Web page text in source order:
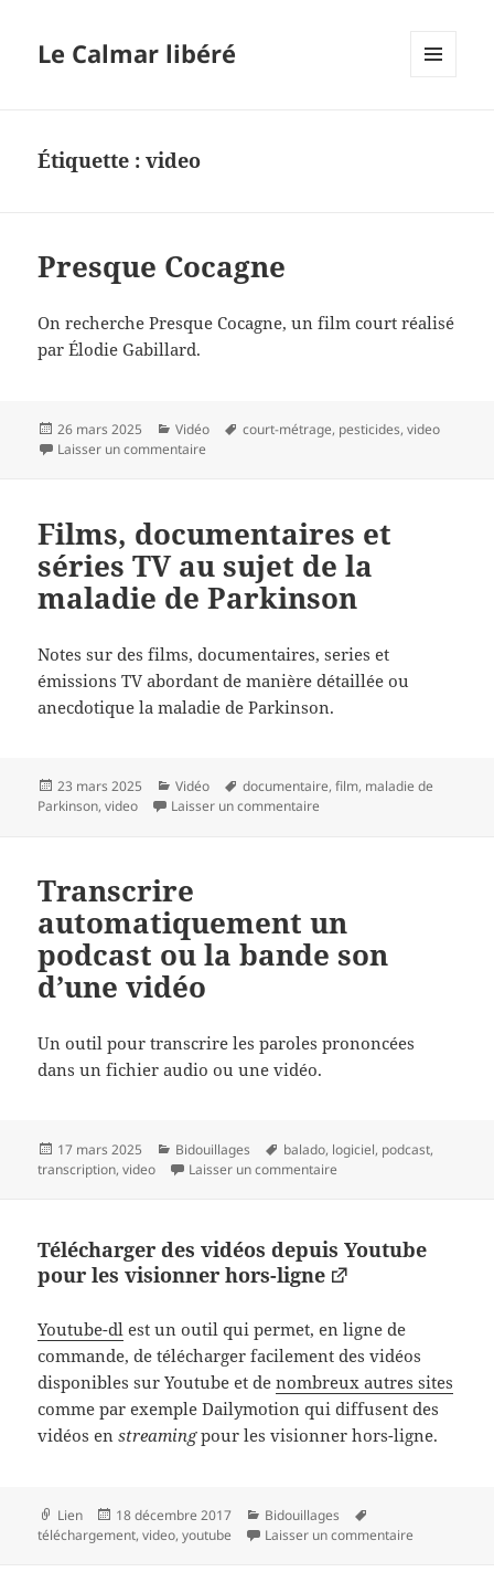
Le Calmar libéré
Étiquette :video
Presque Cocagne
On recherche Presque Cocagne, un film court réalisé
par Élodie Gabillard.
Publié
le
26 mars 2025 Catégories
Vidéo
Mots-
court-métrage, pesticides,video
Laisser un commentaire
Films, documentaires et
séries TV au sujet de la
maladie de Parkinson
Notes sur des films, documentaires, series et
émissions TV abordant de manière détaillée ou
anecdotique la maladie de Parkinson.
Publié
le
23 mars 2025 Catégories
Vidéo
Mots-
clés
documentaire,film, maladie de
Parkinson,video Laisser un commentaire
Transcrire
automatiquement un
podcast ou la bande son
d’une vidéo
Un outil pour transcrire les paroles prononcées
dans un fichier audio ou une vidéo.
Publié
le
17 mars 2025 Catégories
Bidouillages
Mots-
clés
balado, logiciel, podcast,
transcription,video Laisser un commentaire
Télécharger des vidéos depuis Youtube
pour les visionner hors-ligne
Youtube-dl est un outil qui permet, en ligne de
commande, de télécharger facilement des vidéos
disponibles sur Youtube et denombreux autres sites
comme par exemple Dailymotion qui diffusent des
vidéos enstreamingpour les visionner hors-ligne.
Format
Lien
Publié
le
18 décembre 2017 Catégories
Bidouillages
clés
téléchargement,video,youtube Laisser un commentaire